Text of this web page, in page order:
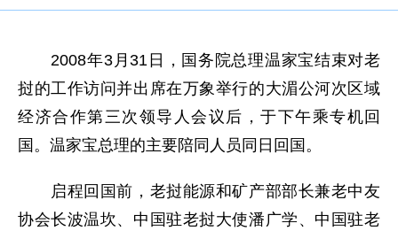
2008年3月31日，国务院总理温家宝结束对老
挝的工作访问并出席在万象举行的大湄公河次区域
经济合作第三次领导人会议后，于下午乘专机回
国。温家宝总理的主要陪同人员同日回国。
启程回国前，老挝能源和矿产部部长兼老中友
协会长波温坎、中国驻老挝大使潘广学、中国驻老